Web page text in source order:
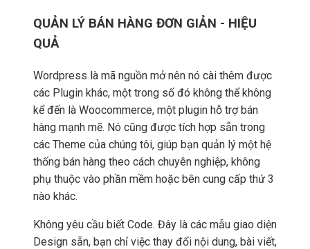
QUẢN LÝ BÁN HÀNG ĐƠN GIẢN - HIỆU
QUẢ
Wordpress là mã nguồn mở nên nó cài thêm được
các Plugin khác, một trong số đó không thể không
kể đến là Woocommerce, một plugin hỗ trợ bán
hàng mạnh mẽ. Nó cũng được tích hợp sẵn trong
các Theme của chúng tôi, giúp bạn quản lý một hệ
thống bán hàng theo cách chuyên nghiệp, không
phụ thuộc vào phần mềm hoặc bên cung cấp thứ 3
nào khác.
Không yêu cầu biết Code. Đây là các mẫu giao diện
Design sẵn, bạn chỉ việc thay đổi nội dung, bài viết,